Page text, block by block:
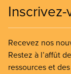
Recevez nos
Restez à l’affût
ressources et